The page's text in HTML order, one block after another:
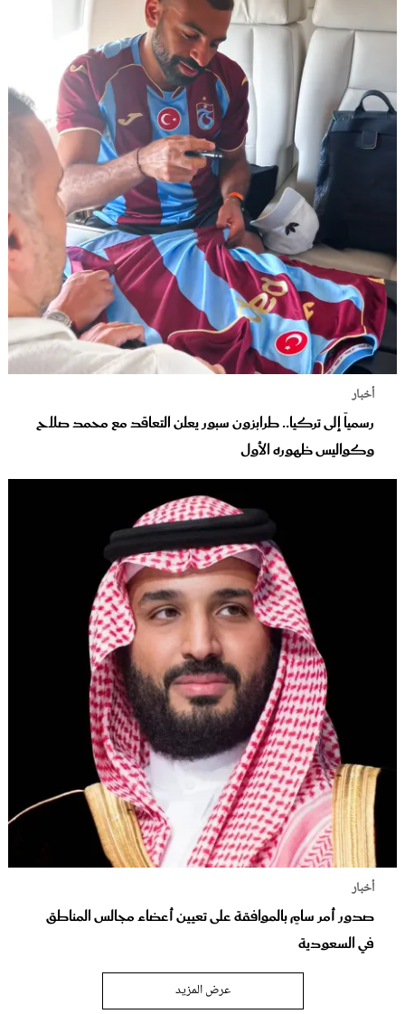
أخبار
رسمياً إلى تركيا.. طرابزون سبور يعلن التعاقد مع محمد صلاح
وكواليس ظهوره الأول
أخبار
صدور أمر سامٍ بالموافقة على تعيين أعضاء مجالس المناطق
في السعودية
عرض المزيد